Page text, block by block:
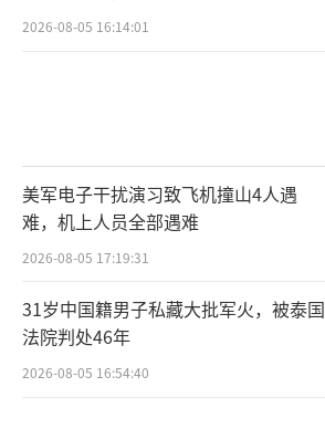
2026-08-05 16:14:01
美军电子干扰演习致飞机撞山4人遇
难，机上人员全部遇难
2026-08-05 17:19:31
31岁中国籍男子私藏大批军火，被泰国
法院判处46年
2026-08-05 16:54:40